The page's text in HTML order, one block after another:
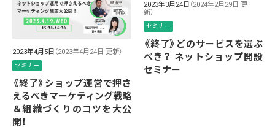
2023年4月5日 （2023年4月24日 更新）
セミナー
《終了》ショップ運営で押さ
えるべきマーケティング戦略
＆組織づくりのコツを大公
開！
2023年3月24日 （2024年2月29日 更
新）
セミナー
《終了》どのサービスを選ぶ
べき？ ネットショップ開設
セミナー